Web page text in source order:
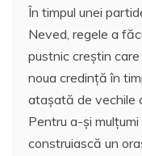
În timpul unei
Neved, regele a
pustnic creştin
noua credinţă în
ataşată de vechile
Pentru a-şi mulţumi
construiască un